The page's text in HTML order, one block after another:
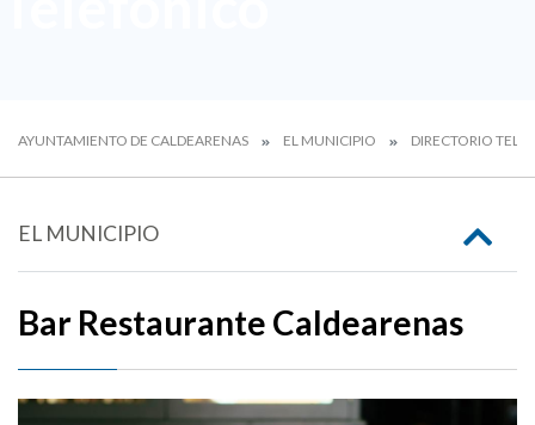
AYUNTAMIENTO DE CALDEARENAS EL MUNICIPIO DIRECTORIO
EL MUNICIPIO
Bar Restaurante Caldearenas